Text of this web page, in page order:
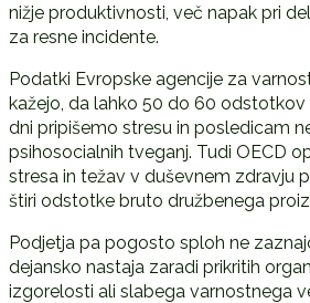
nižje produktivnosti, več napak pri
za resne incidente.
Podatki Evropske agencije za
kažejo, da lahko 50 do 60
dni pripišemo stresu in posledicam
psihosocialnih tveganj. Tudi OECD
stresa in težav v duševnem zdravju
štiri odstotke bruto družbenega
Podjetja pa pogosto sploh ne
dejansko nastaja zaradi prikritih
izgorelosti ali slabega varnostnega